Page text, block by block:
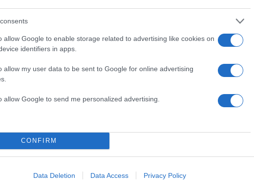
allow Google to enable storage related to advertising like cookies on
identifiers in apps.
allow my user data to be sent to Google for online advertising
allow Google to send me personalized advertising.
CONFIRM
Data Deletion Data Access Privacy Policy